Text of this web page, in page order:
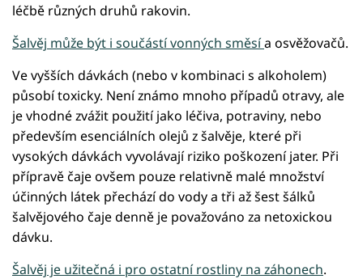
léčbě různých druhů rakovin.
Šalvěj může být i součástí vonných směsía osvěžovačů.
Ve vyšších dávkách (nebo v kombinaci s alkoholem)
působí toxicky. Není známo mnoho případů otravy, ale
je vhodné zvážit použití jako léčiva, potraviny, nebo
především esenciálních olejů z šalvěje, které při
vysokých dávkách vyvolávají riziko poškození jater. Při
přípravě čaje ovšem pouze relativně malé množství
účinných látek přechází do vody a tři až šest šálků
šalvějového čaje denně je považováno za netoxickou
dávku.
Šalvěj je užitečná i pro ostatní rostliny na záhonech.